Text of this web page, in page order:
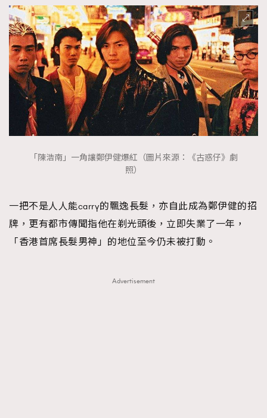
「陳浩南」一角讓鄭伊健爆紅（圖片來源：《古惑仔》劇
照）
一把不是人人能carry的飄逸長髮，亦自此成為鄭伊健的招
牌，更有都市傳聞指他在剃光頭後，立即失業了一年，
「香港首席長髮男神」的地位至今仍未被打動。
Advertisement